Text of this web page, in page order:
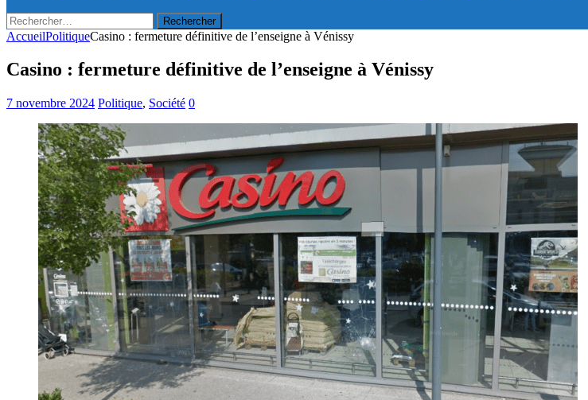
Rechercher :
AccueilPolitiqueCasino : fermeture définitive de l’enseigne à Vénissy
Casino : fermeture définitive de l’enseigne à Vénissy
7 novembre 2024 Politique, Société 0